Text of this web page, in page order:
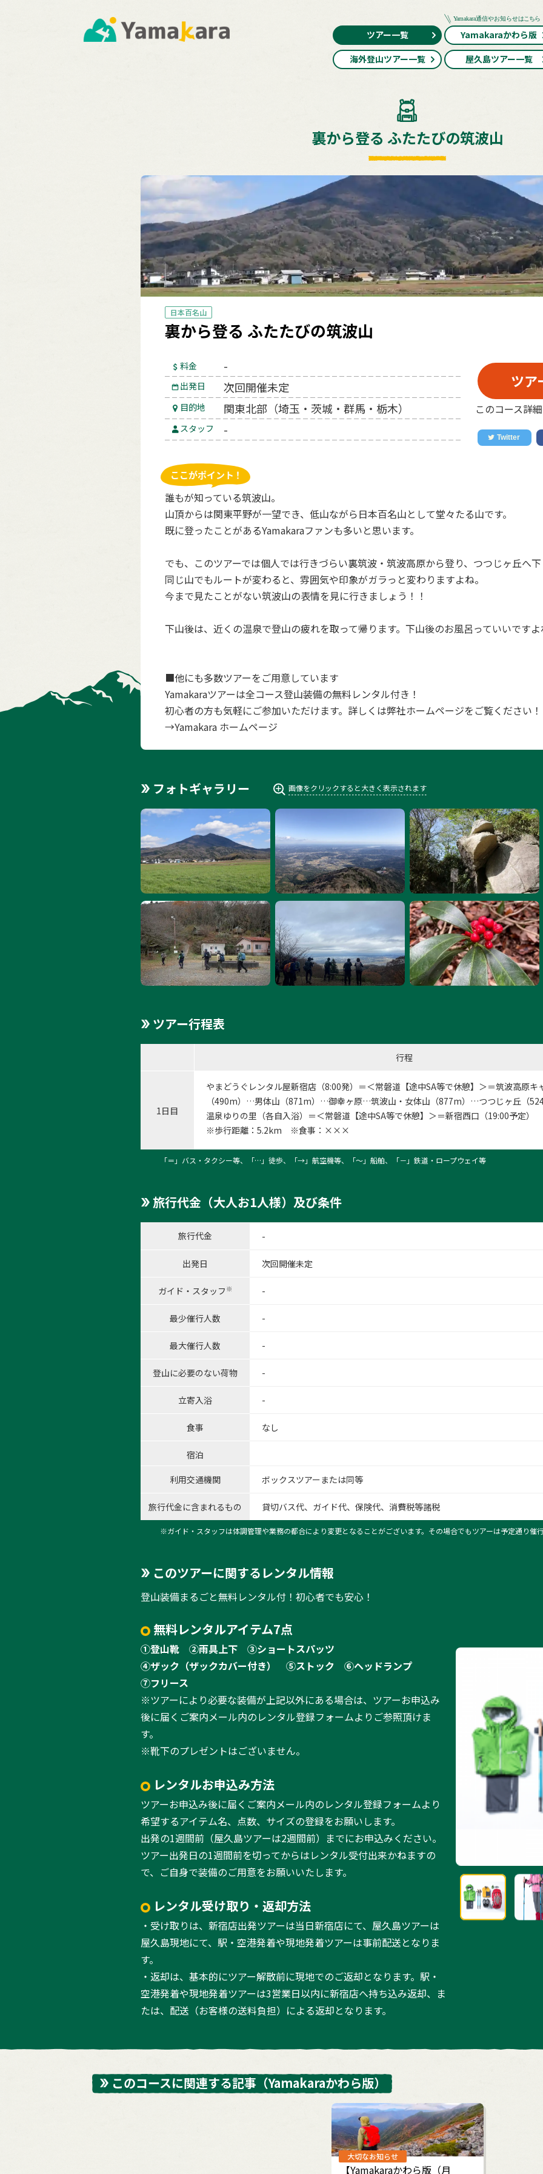
ツアー一覧
Yamakaraかわら版
海外登山ツアー一覧
屋久島ツアー一覧
裏から登る ふたたびの筑波山
日本百名山
裏から登る ふたたびの筑波山
料金 -
出発日 次回開催未定
目的地 関東北部（埼玉・茨城・群馬・栃木）
スタッフ -
ツア
このコース詳
誰もが知っている筑波山。
山頂からは関東平野が一望でき、低山ながら日本百名山として堂々たる山です。
既に登ったことがあるYamakaraファンも多いと思います。
でも、このツアーでは個人では行きづらい裏筑波・筑波高原から登り、つつじヶ丘へ下
同じ山でもルートが変わると、雰囲気や印象がガラっと変わりますよね。
今まで見たことがない筑波山の表情を見に行きましょう！！
下山後は、近くの温泉で登山の疲れを取って帰ります。下山後のお風呂っていいですよ
■他にも多数ツアーをご用意しています
Yamakaraツアーは全コース登山装備の無料レンタル付き！
初心者の方も気軽にご参加いただけます。詳しくは弊社ホームページをご覧ください！
→Yamakara ホームページ
フォトギャラリー 画像をクリックすると大きく表示されます
ツアー行程表
行程
1日目
やまどうぐレンタル屋新宿店 （8:00発）＝＜常磐道【途中SA等で休憩】＞＝筑波高原キ
（490m）…男体山（871m）…御幸ヶ原…筑波山・女体山（877m）…つつじヶ丘（
温泉ゆりの里（各自入浴）＝＜常磐道【途中SA等で休憩】＞＝新宿西口（19:00予定）
※歩行距離：5.2km ※食事：×××
「＝」バス・タクシー等、「…」徒歩、「→」航空機等、「〜」船舶、「－」鉄道・ロープウェイ等
旅行代金（大人お1人様）及び条件
旅行代金 -
出発日 次回開催未定
ガイド・スタッフ ※ -
最少催行人数 -
最大催行人数 -
登山に必要のない荷物 -
立寄入浴 -
食事 なし
宿泊
利用交通機関 ボックスツアーまたは同等
旅行代金に含まれるもの 貸切バス代、ガイド代、保険代、消費税等諸税
※ガイド・スタッフは体調管理や業務の都合により変更となることがございます。その場合でもツアーは予定通り催行
このツアーに関するレンタル情報
登山装備まるごと無料レンタル付！初心者でも安心！
無料レンタルアイテム7点
①登山靴 ②雨具上下
③ショートスパッツ
④ザック（ザックカバー付き）
⑤ストック
⑥ヘッドランプ
⑦フリース
※ツアーにより必要な装備が上記以外にある場合は、ツアーお申込み
後に届くご案内メール内のレンタル登録フォームよりご参照頂けま
す。
※靴下のプレゼントはございません。
レンタルお申込み方法
ツアーお申込み後に届くご案内メール内のレンタル登録フォームより
希望するアイテム名、点数、サイズの登録をお願いします。
出発の1週間前（屋久島ツアーは2週間前）までにお申込みください。
ツアー出発日の1週間前を切ってからはレンタル受付出来かねますの
で、ご自身で装備のご用意をお願いいたします。
レンタル受け取り・返却方法
・受け取りは、新宿店出発ツアーは当日新宿店にて、屋久島ツアーは
屋久島現地にて、駅・空港発着や現地発着ツアーは事前配送となりま
す。
・返却は、基本的にツアー解散前に現地でのご返却となります。駅・
空港発着や現地発着ツアーは3営業日以内に新宿店へ持ち込み返却、ま
たは、配送（お客様の送料負担）による返却となります。
このコースに関連する記事 （Yamakaraかわら版）
大切なお知らせ
【Yamakaraかわら版（月